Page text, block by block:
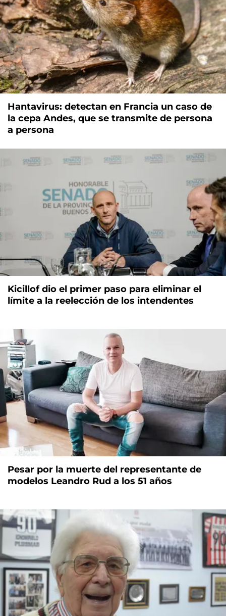
Hantavirus: detectan en Francia un caso de
la cepa Andes, que se transmite de persona
a persona
Kicillof dio el primer paso para eliminar el
límite a la reelección de los intendentes
Pesar por la muerte del representante de
modelos Leandro Rud a los 51 años